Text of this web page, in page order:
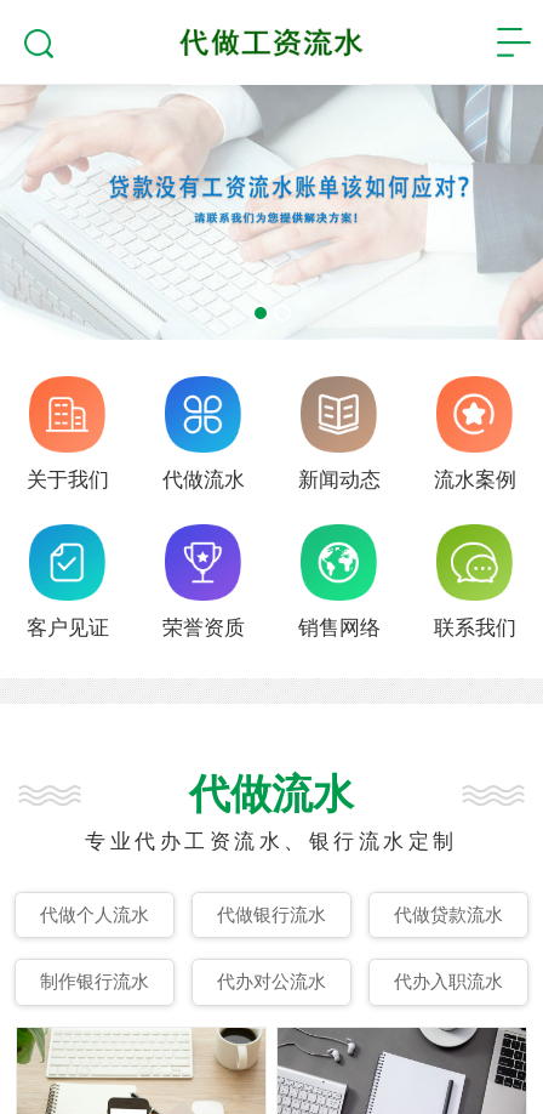
关于我们 代做流水 新闻动态 流水案例
客户见证 荣誉资质 销售网络 联系我们
代做流水
专业代办工资流水、银行流水定制
代做个人流水 代做银行流水 代做贷款流水
制作银行流水 代办对公流水 代办入职流水